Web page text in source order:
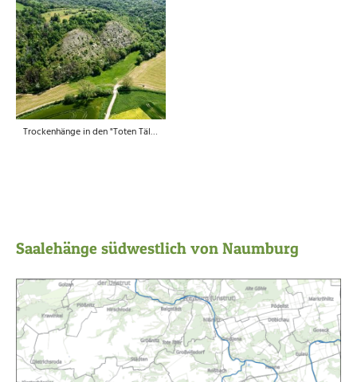
Trockenhänge in den "Toten Tälern"
Saalehänge südwestlich von Naumburg